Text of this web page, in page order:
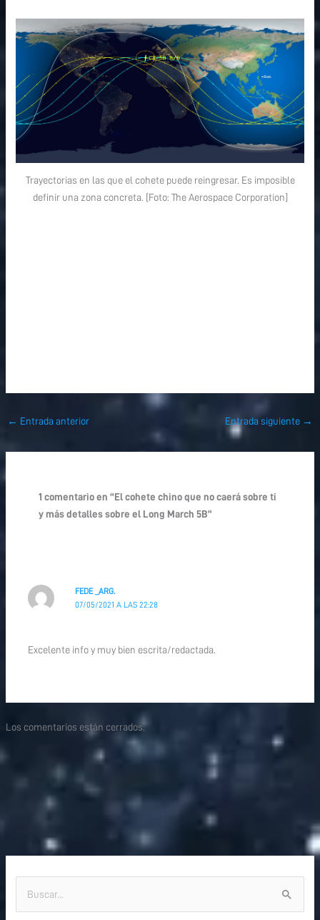
Trayectorias en las que el cohete puede reingresar. Es imposible
definir una zona concreta. [Foto: The Aerospace Corporation]
← Entrada anterior Entrada siguiente →
1 comentario en “El cohete chino que no caerá sobre ti
y más detalles sobre el Long March 5B”
FEDE _ARG.
07/05/2021 A LAS 22:28
Excelente info y muy bien escrita/redactada.
Los comentarios están cerrados.